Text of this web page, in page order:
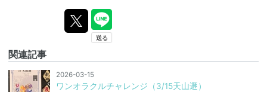
関連記事
2026-03-15
ワンオラクルチャレンジ（3/15天山遯）